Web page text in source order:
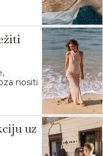
nositi
uz